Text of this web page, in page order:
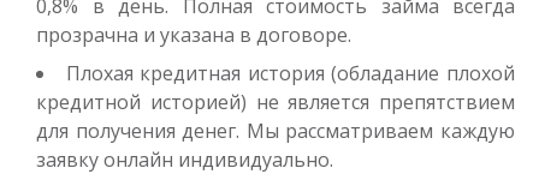
Получить
0,8% в день. Полная стоимость займа всегда
прозрачна и указана в договоре.
Плохая кредитная история (обладание плохой
кредитной историей) не является препятствием
для получения денег. Мы рассматриваем каждую
заявку онлайн индивидуально.